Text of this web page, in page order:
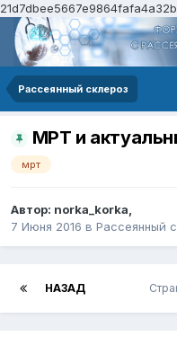
Рассеянный склероз
МРТ и
мрт
Автор: norka_korka,
7 Июня 2016 в Рассеянный
НАЗАД